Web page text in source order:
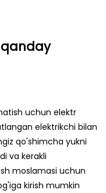
qanday
uchun elektr
elektrikchi bilan
qo'shimcha yukni
va kerakli
moslamasi uchun
kirish mumkin